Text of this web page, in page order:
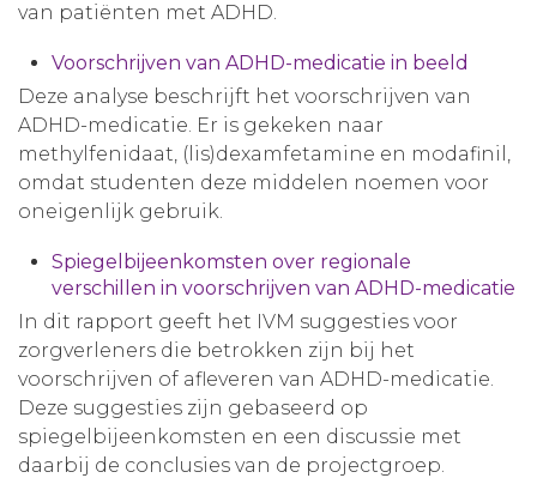
van patiënten met ADHD.
Voorschrijven van ADHD-medicatie in beeld
Deze analyse beschrijft het voorschrijven van
ADHD-medicatie. Er is gekeken naar
methylfenidaat, (lis)dexamfetamine en modafinil,
omdat studenten deze middelen noemen voor
oneigenlijk gebruik.
Spiegelbijeenkomsten over regionale
verschillen in voorschrijven van ADHD-medicatie
In dit rapport geeft het IVM suggesties voor
zorgverleners die betrokken zijn bij het
voorschrijven of afleveren van ADHD-medicatie.
Deze suggesties zijn gebaseerd op
spiegelbijeenkomsten en een discussie met
daarbij de conclusies van de projectgroep.